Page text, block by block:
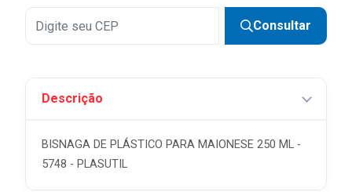
Consultar
Descrição
BISNAGA DE PLÁSTICO PARA MAIONESE 250 ML -
5748 - PLASUTIL